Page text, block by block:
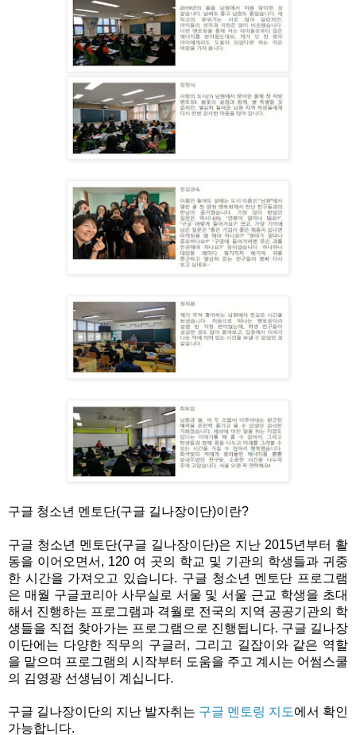
구글 청소년 멘토단(구글 길나장이단)이란?
구글 청소년 멘토단(구글 길나장이단)은 지난 2015년부터 활
동을 이어오면서, 120 여 곳의 학교 및 기관의 학생들과 귀중
한 시간을 가져오고 있습니다. 구글 청소년 멘토단 프로그램
은 매월 구글코리아 사무실로 서울 및 서울 근교 학생을 초대
해서 진행하는 프로그램과 격월로 전국의 지역 공공기관의 학
생들을 직접 찾아가는 프로그램으로 진행됩니다. 구글 길나장
이단에는 다양한 직무의 구글러, 그리고 길잡이와 같은 역할
을 맡으며 프로그램의 시작부터 도움을 주고 계시는 어썸스쿨
의 김영광 선생님이 계십니다.
구글 길나장이단의 지난 발자취는 구글 멘토링 지도에서 확인
가능합니다.